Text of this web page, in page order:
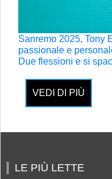
Sanremo 2025, Tony
passionale e
Due flessioni e si
VEDI DI PIÙ
LE PIÙ LETTE